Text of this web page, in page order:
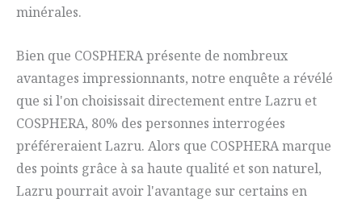
minérales.
Bien que COSPHERA présente de nombreux
avantages impressionnants, notre enquête a révélé
que si l'on choisissait directement entre Lazru et
COSPHERA, 80% des personnes interrogées
préféreraient Lazru. Alors que COSPHERA marque
des points grâce à sa haute qualité et son naturel,
Lazru pourrait avoir l'avantage sur certains en